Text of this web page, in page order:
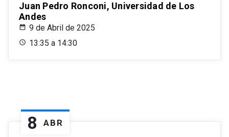
Juan Pedro Ronconi, Universidad de Los
Andes
9 de Abril de 2025
13:35 a 14:30
8 ABR